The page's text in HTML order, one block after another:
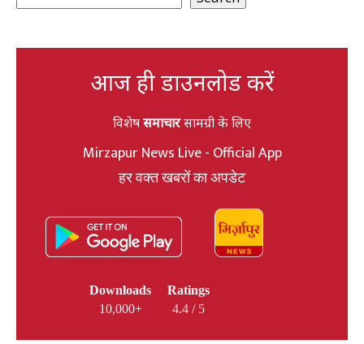
आज ही डाउनलोड करें
विशेषसमाचारसामग्री के लिए
Mirzapur News Live - Official App
हर वक्त खबरों का अपडेट
Downloads
10,000+
Ratings
4.4 / 5